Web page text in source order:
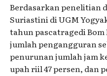
Berdasarkan penelitian
Suriastini di UGM
tahun pascatragedi
jumlah pengangguran
penurunan jumlah jam
upah riil 47 persen, dan